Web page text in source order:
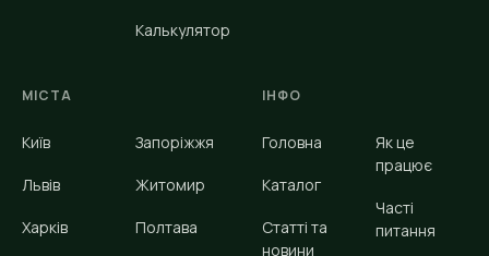
Калькулятор
МІСТА
Київ
Львів
Харків
Запоріжжя
Житомир
Полтава
ІНФО
Головна
Каталог
Статті та
новини
Як це
працює
Часті
питання